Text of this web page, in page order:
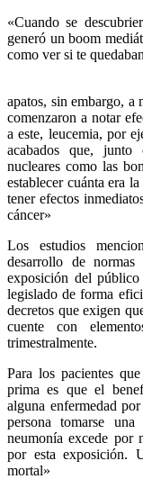
«Cuando se
generó un boom
como ver si te
apatos, sin embargo, a
comenzaron a notar
a este, leucemia, por
acabados que, junto
nucleares como las
establecer cuánta era
tener efectos
cáncer»
Los estudios
desarrollo de
exposición del
legislado de forma
decretos que exigen
cuente con
trimestralmente.
Para los pacientes
prima es que el
alguna enfermedad
persona tomarse
neumonía excede por
por esta exposición.
mortal»